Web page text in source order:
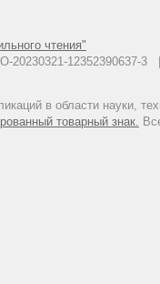
чтения"
20230321-
в области науки,
товарный знак.